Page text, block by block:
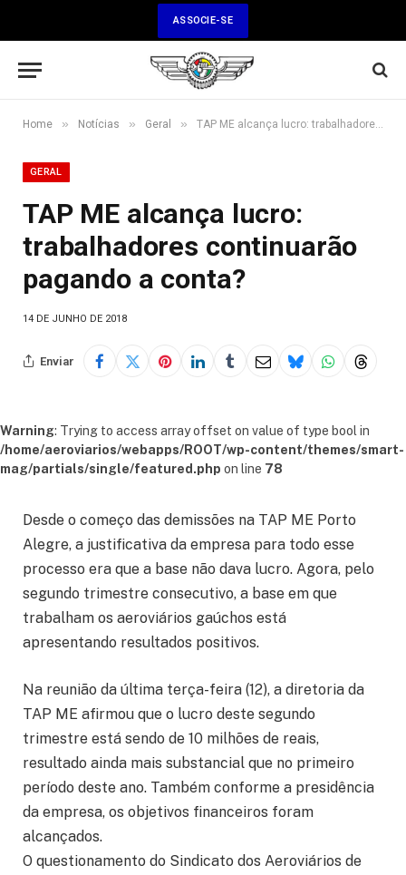
ASSOCIE-SE
Home » Notícias » Geral » TAP ME alcança lucro: trabalhadores continuarão pagando a conta?
GERAL
TAP ME alcança lucro:
trabalhadores continuarão
pagando a conta?
14 DE JUNHO DE 2018
Enviar
Warning: Trying to access array offset on value of type bool in
/home/aeroviarios/webapps/ROOT/wp-content/themes/smart-
mag/partials/single/featured.php on line 78
Desde o começo das demissões na TAP ME Porto
Alegre, a justificativa da empresa para todo esse
processo era que a base não dava lucro. Agora, pelo
segundo trimestre consecutivo, a base em que
trabalham os aeroviários gaúchos está
apresentando resultados positivos.
Na reunião da última terça-feira (12), a diretoria da
TAP ME afirmou que o lucro deste segundo
trimestre está sendo de 10 milhões de reais,
resultado ainda mais substancial que no primeiro
período deste ano. Também conforme a presidência
da empresa, os objetivos financeiros foram
alcançados.
O questionamento do Sindicato dos Aeroviários de